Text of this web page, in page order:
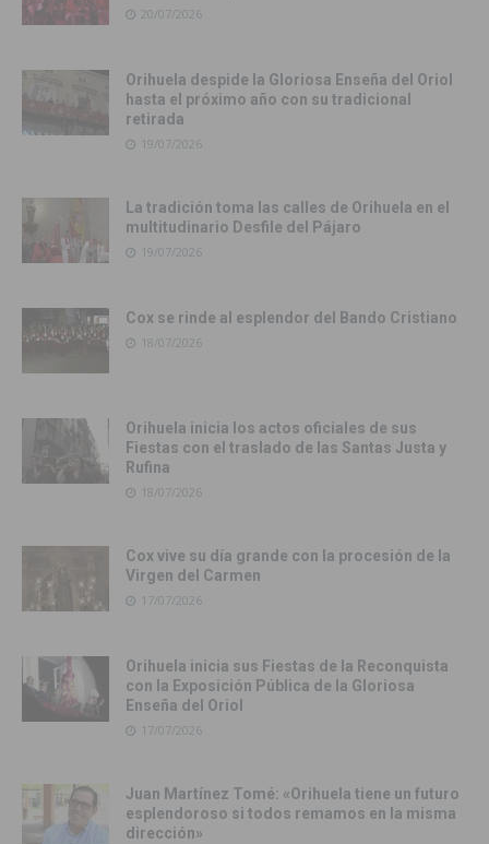
20/07/2026
Orihuela despide la Gloriosa Enseña del Oriol
hasta el próximo año con su tradicional
retirada
19/07/2026
La tradición toma las calles de Orihuela en el
multitudinario Desfile del Pájaro
19/07/2026
Cox se rinde al esplendor del Bando Cristiano
18/07/2026
Orihuela inicia los actos oficiales de sus
Fiestas con el traslado de las Santas Justa y
Rufina
18/07/2026
Cox vive su día grande con la procesión de la
Virgen del Carmen
17/07/2026
Orihuela inicia sus Fiestas de la Reconquista
con la Exposición Pública de la Gloriosa
Enseña del Oriol
17/07/2026
Juan Martínez Tomé: «Orihuela tiene un futuro
esplendoroso si todos remamos en la misma
dirección»